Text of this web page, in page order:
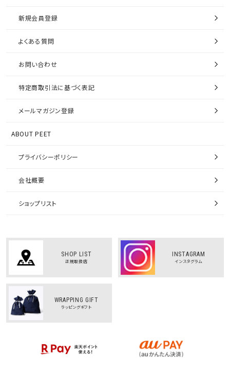
新規会員登録
よくある質問
お問い合わせ
特定商取引法に基づく表記
メールマガジン登録
ABOUT PEET
プライバシーポリシー
会社概要
ショップリスト
SHOP LIST
正規取扱店
INSTAGRAM
インスタグラム
WRAPPING GIFT
ラッピングギフト